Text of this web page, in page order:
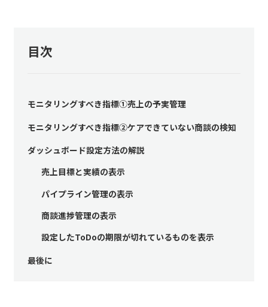
目次
モニタリングすべき指標①売上の予実管理
モニタリングすべき指標②ケアできていない商談の検知
ダッシュボード設定方法の解説
売上目標と実績の表示
パイプライン管理の表示
商談進捗管理の表示
設定したToDoの期限が切れているものを表示
最後に